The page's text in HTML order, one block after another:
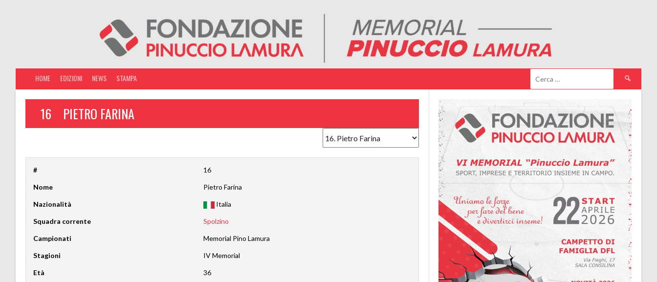
HOME EDIZIONI NEWS STAMPA
16 PIETRO FARINA
# 16
Nome Pietro Farina
Nazionalità Italia
Squadra corrente Spolzino
Campionati Memorial Pino Lamura
Stagioni IV Memorial
Età 36